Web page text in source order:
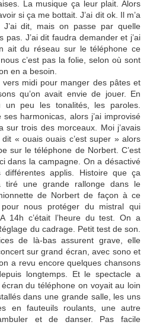
La musique ça leur plait. Alors
si ça me bottait. J’ai dit ok. Il m’a
dit, mais on passe par quelle
pas. J’ai dit faudra demander et j’ai
ait du réseau sur le téléphone ce
c’est pas la folie, selon où sont
en a besoin.
vers midi pour manger des pâtes et
qu’on avait envie de jouer. En
peu les tonalités, les paroles.
ses harmonicas, alors j’ai improvisé
sur trois des morceaux. Moi j’avais
« ouais ouais c’est super » alors
sur le téléphone de Norbert. C’est
dans la campagne. On a désactivé
différentes applis. Histoire que ça
une grande rallonge dans le
de Norbert de façon à ce
nous protéger du mistral qui
14h c’était l’heure du test. On a
du cadrage. Petit test de son.
de là-bas assurent grave, elle
sur grand écran, avec sono et
a revu encore quelques chansons
longtemps. Et le spectacle a
du téléphone on voyait au loin
dans une grande salle, les uns
en fauteuils roulants, une autre
et de danser. Pas facile